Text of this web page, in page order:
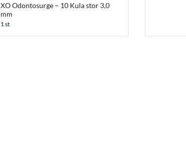
XO Odontosurge – 10 Kula stor 3,0
mm
1 st